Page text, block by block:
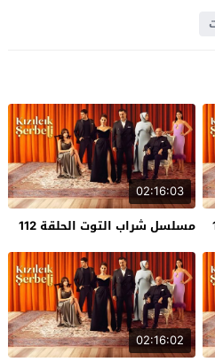
02:16:03
مسلسل شراب التوت الحلقة 112
02:16:02